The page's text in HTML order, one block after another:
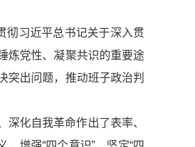
彻习近平总书记关于深入贯
炼党性、凝聚共识的重要途
突出问题，推动班子政治判
化自我革命作出了表率、